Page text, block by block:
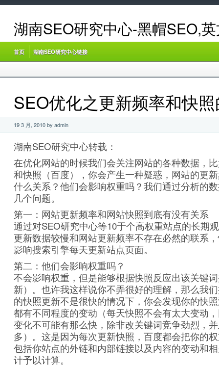
湖南SEO研究中心-黑帽SEO,
首页 湖南SEO研究中心链接
SEO优化之更新频率和快
19 3 月, 2010 by admin
湖南SEO研究中心转载：
在优化网站的时候我们会关注网站的各种数据，
和快照（百度），你会产生一种疑惑，网站的更
什么关系？他们会影响权重吗？我们通过分析的
几个问题。
第一：网站更新频率和网站快照到底有没有关系
通过对SEO研究中心等10于个高权重站点的长期
更新数据较慢和网站更新频率不存在必然的联系
影响搜索引擎每天更新站点页面。
第二：他们会影响权重吗？
不会影响权重，但是能够根据快照反应出该关键
新）。也许我这样说你不弄很好的理解，那么我
的快照更新不是很快的情况下，你会发现你的快
都有不同程度的变动（每天快照不会有太大变动
变化不可能有那么快，除非改关键词竞争劲烈，
多）。这是因为每次更新快照，百度都会把你的
包括你站点的外链和内部链接以及内容的变动和
计予以计算。